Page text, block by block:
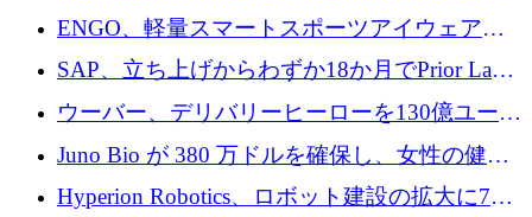
ットフォームを拡大するために 300 万ユーロ
のプレシードをクローズ
ENGO、軽量スマートスポーツアイウェアの
進歩のために510万ユーロを調達
SAP、立ち上げからわずか18か月でPrior Labs
を10億ユーロ以上の契約で買収
ウーバー、デリバリーヒーローを130億ユーロ
の契約で買収、99か国にまたがるプラットフ
ォームを構築
Juno Bio が 380 万ドルを確保し、女性の健康
専用の初のシーケンスラボを開設
Hyperion Robotics、ロボット建設の拡大に740